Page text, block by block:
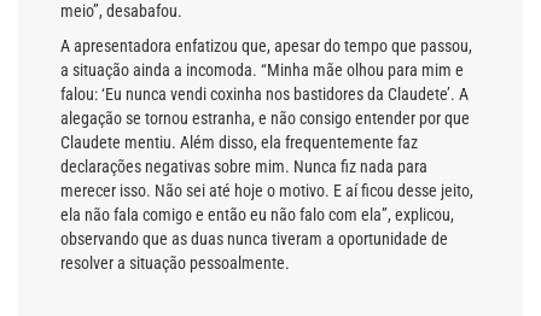
meio”, desabafou.
A apresentadora enfatizou que, apesar do tempo que passou,
a situação ainda a incomoda. “Minha mãe olhou para mim e
falou: ‘Eu nunca vendi coxinha nos bastidores da Claudete’. A
alegação se tornou estranha, e não consigo entender por que
Claudete mentiu. Além disso, ela frequentemente faz
declarações negativas sobre mim. Nunca fiz nada para
merecer isso. Não sei até hoje o motivo. E aí ficou desse jeito,
ela não fala comigo e então eu não falo com ela”, explicou,
observando que as duas nunca tiveram a oportunidade de
resolver a situação pessoalmente.